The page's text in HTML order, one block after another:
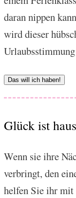
daran nippen
wird dieser
Das will ich haben!
Glück ist
Wenn sie ihre
verbringt, den
helfen Sie ihr